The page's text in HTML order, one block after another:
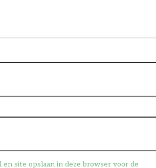
en site opslaan in deze browser voor de